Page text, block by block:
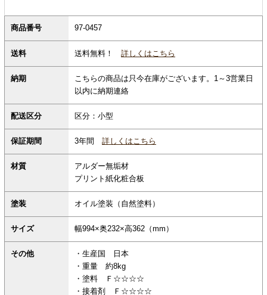
商品番号 97-0457
送料 送料無料！ 詳しくはこちら
納期
こちらの商品は只今在庫がございます。1～3営業日
以内に納期連絡
配送区分 区分：小型
保証期間 3年間 詳しくはこちら
材質
アルダー無垢材
プリント紙化粧合板
塗装 オイル塗装（自然塗料）
サイズ 幅994×奥232×高362（mm）
その他
・生産国 日本
・重量 約8kg
・塗料 Ｆ☆☆☆☆
・接着剤 Ｆ☆☆☆☆